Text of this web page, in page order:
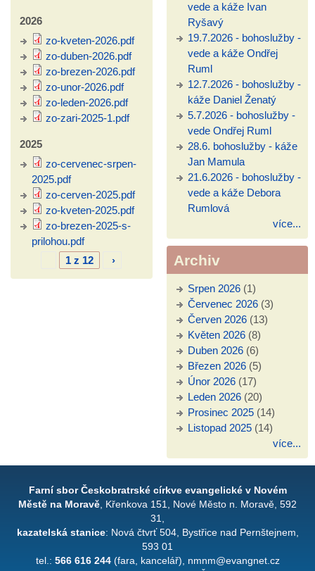
2026
zo-kveten-2026.pdf
zo-duben-2026.pdf
zo-brezen-2026.pdf
zo-unor-2026.pdf
zo-leden-2026.pdf
zo-zari-2025-1.pdf
2025
zo-cervenec-srpen-
2025.pdf
zo-cerven-2025.pdf
zo-kveten-2025.pdf
zo-brezen-2025-s-
prilohou.pdf
1 z 12
›
vede a káže Ivan
Ryšavý
19.7.2026 - bohoslužby -
vede a káže Ondřej
Ruml
12.7.2026 - bohoslužby -
káže Daniel Ženatý
5.7.2026 - bohoslužby -
vede Ondřej Ruml
28.6. bohoslužby - káže
Jan Mamula
21.6.2026 - bohoslužby -
vede a káže Debora
Rumlová
více...
Archiv
Srpen 2026(1)
Červenec 2026(3)
Červen 2026(13)
Květen 2026(8)
Duben 2026(6)
Březen 2026(5)
Únor 2026(17)
Leden 2026(20)
Prosinec 2025(14)
Listopad 2025(14)
více...
Farní sbor Českobratrské církve evangelické v Novém
Městě na Moravě , Křenkova 151, Nové Město n. Moravě, 592
31,
kazatelská stanice: Nová čtvrť 504, Bystřice nad Pernštejnem,
593 01
tel.: 566 616 244(fara, kancelář), nmnm@evangnet.cz